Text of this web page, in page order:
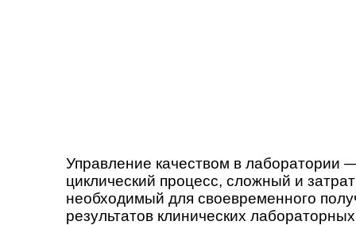
Управление качеством в лаборатории
циклический процесс, сложный и
необходимый для своевременного
результатов клинических